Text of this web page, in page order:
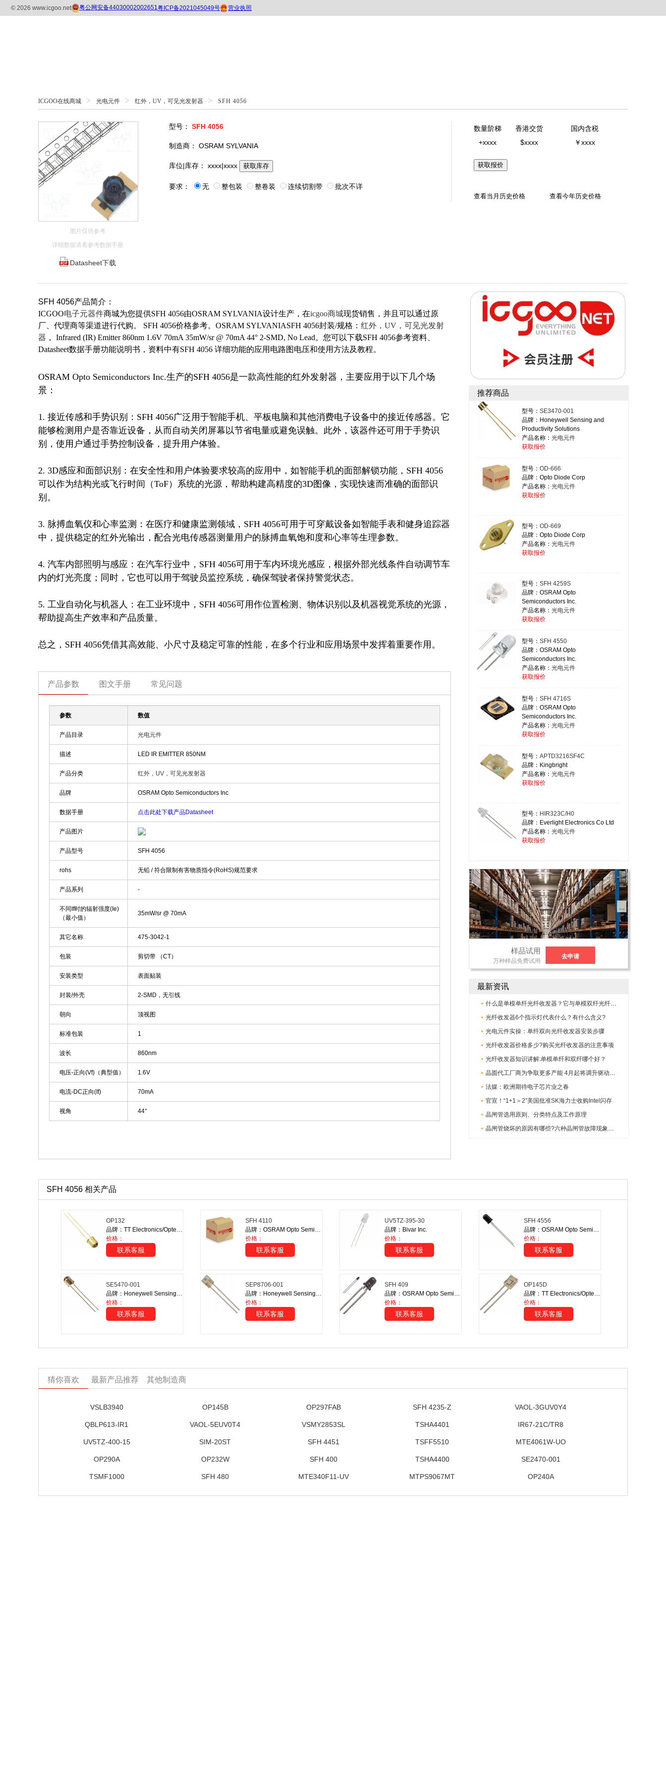
ICGOO在线商城 > 光电元件 > 红外，UV，可见光发射器 > SFH 4056
图片仅供参考
详细数据请看参考数据手册
Datasheet下载
型号： SFH 4056
制造商： OSRAM SYLVANIA
库位|库存： xxxx|xxxx 获取库存
要求： 无 整包装 整卷装 连续切割带 批次不详
数量阶梯 香港交货
国内含税
+xxxx
$xxxx ￥xxxx
获取报价
查看当月历史价格 查看今年历史价格
SFH 4056产品简介：
ICGOO电子元器件商城为您提供SFH 4056由OSRAM SYLVANIA设计生产，在icgoo商城现货销售，并且可以通过原
厂、代理商等渠道进行代购。 SFH 4056价格参考。OSRAM SYLVANIASFH 4056封装/规格： 红外，UV，可见光发射
器 ， Infrared (IR) Emitter 860nm 1.6V 70mA 35mW/sr @ 70mA 44° 2-SMD, No Lead。您可以下载SFH 4056参考资料、
Datasheet数据手册功能说明书，资料中有SFH 4056 详细功能的应用电路图电压和使用方法及教程。
OSRAM Opto Semiconductors Inc.生产的SFH 4056是一款高性能的红外发射器，主要应用于以下几个场
景：
1. 接近传感和手势识别：SFH 4056广泛用于智能手机、平板电脑和其他消费电子设备中的接近传感器。它
能够检测用户是否靠近设备，从而自动关闭屏幕以节省电量或避免误触。此外，该器件还可用于手势识
别，使用户通过手势控制设备，提升用户体验。
2. 3D感应和面部识别：在安全性和用户体验要求较高的应用中，如智能手机的面部解锁功能，SFH 4056
可以作为结构光或飞行时间（ToF）系统的光源，帮助构建高精度的3D图像，实现快速而准确的面部识
别。
3. 脉搏血氧仪和心率监测：在医疗和健康监测领域，SFH 4056可用于可穿戴设备如智能手表和健身追踪器
中，提供稳定的红外光输出，配合光电传感器测量用户的脉搏血氧饱和度和心率等生理参数。
4. 汽车内部照明与感应：在汽车行业中，SFH 4056可用于车内环境光感应，根据外部光线条件自动调节车
内的灯光亮度；同时，它也可以用于驾驶员监控系统，确保驾驶者保持警觉状态。
5. 工业自动化与机器人：在工业环境中，SFH 4056可用作位置检测、物体识别以及机器视觉系统的光源，
帮助提高生产效率和产品质量。
总之，SFH 4056凭借其高效能、小尺寸及稳定可靠的性能，在多个行业和应用场景中发挥着重要作用。
产品参数 图文手册 常见问题
参数 数值
产品目录 光电元件
描述 LED IR EMITTER 850NM
产品分类 红外，UV，可见光发射器
品牌 OSRAM Opto Semiconductors Inc
数据手册 点击此处下载产品Datasheet
产品图片
产品型号 SFH 4056
rohs 无铅 / 符合限制有害物质指令(RoHS)规范要求
产品系列 -
不同If时的辐射强度(Ie)
（最小值）
35mW/sr @ 70mA
其它名称 475-3042-1
包装 剪切带 （CT）
安装类型 表面贴装
封装/外壳 2-SMD，无引线
朝向 顶视图
标准包装 1
波长 860nm
电压-正向(Vf)（典型值） 1.6V
电流-DC正向(If) 70mA
视角 44°
推荐商品
型号： SE3470-001
品牌：Honeywell Sensing and
Productivity Solutions
产品名称： 光电元件
获取报价
型号： OD-666
品牌：Opto Diode Corp
产品名称： 光电元件
获取报价
型号： OD-669
品牌：Opto Diode Corp
产品名称： 光电元件
获取报价
型号： SFH 4259S
品牌：OSRAM Opto
Semiconductors Inc.
产品名称： 光电元件
获取报价
型号： SFH 4550
品牌：OSRAM Opto
Semiconductors Inc.
产品名称： 光电元件
获取报价
型号： SFH 4716S
品牌：OSRAM Opto
Semiconductors Inc.
产品名称： 光电元件
获取报价
型号： APTD3216SF4C
品牌：Kingbright
产品名称： 光电元件
获取报价
型号： HIR323C/H0
品牌：Everlight Electronics Co Ltd
产品名称： 光电元件
获取报价
样品试用
万种样品免费试用
去申请
最新资讯
什么是单模单纤光纤收发器？它与单模双纤光纤收发器有何不同?
光纤收发器6个指示灯代表什么？有什么含义?
光电元件实操：单纤双向光纤收发器安装步骤
光纤收发器价格多少?购买光纤收发器的注意事项
光纤收发器知识讲解:单模单纤和双纤哪个好？
晶圆代工厂商为争取更多产能 4月起将调升驱动IC代工报价
法媒：欧洲期待电子芯片业之春
官宣！“1+1＞2”美国批准SK海力士收购Intel闪存
晶闸管选用原则、分类特点及工作原理
晶闸管烧坏的原因有哪些?六种晶闸管故障现象分析
SFH 4056 相关产品
OP132
品牌：TT Electronics/Optek Technology
价格：
联系客服
SFH 4110
品牌：OSRAM Opto Semiconductors Inc.
价格：
联系客服
UV5TZ-395-30
品牌：Bivar Inc.
价格：
联系客服
SFH 4556
品牌：OSRAM Opto Semiconductors Inc.
价格：
联系客服
SE5470-001
品牌：Honeywell Sensing and Productivity Solutions
价格：
联系客服
SEP8706-001
品牌：Honeywell Sensing and Productivity Solutions
价格：
联系客服
SFH 409
品牌：OSRAM Opto Semiconductors Inc.
价格：
联系客服
OP145D
品牌：TT Electronics/Optek Technology
价格：
联系客服
猜你喜欢 最新产品推荐 其他制造商
VSLB3940 OP145B OP297FAB SFH 4235-Z VAOL-3GUV0Y4
QBLP613-IR1 VAOL-5EUV0T4 VSMY2853SL TSHA4401 IR67-21C/TR8
UV5TZ-400-15 SIM-20ST SFH 4451 TSFF5510 MTE4061W-UO
OP290A OP232W SFH 400 TSHA4400 SE2470-001
TSMF1000 SFH 480 MTE340F11-UV MTPS9067MT OP240A